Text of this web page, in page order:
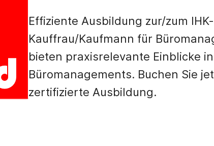
Effiziente Ausbildung zur/zum
Kauffrau/Kaufmann für
bieten praxisrelevante Einblicke
Büromanagements. Buchen Sie
zertifizierte Ausbildung.